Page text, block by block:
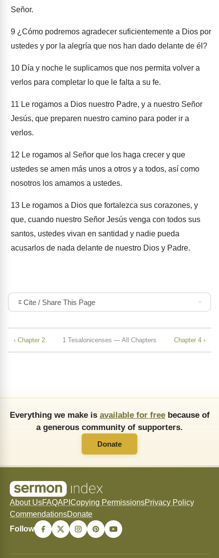
Señor.
9 ¿Cómo podremos agradecer suficientemente a Dios por
ustedes y por la alegría que nos han dado delante de él?
10 Día y noche le suplicamos que nos permita volver a
verlos para completar lo que le falta a su fe.
11 Le rogamos a Dios nuestro Padre, y a nuestro Señor
Jesús, que preparen nuestro camino para poder ir a
verlos.
12 Le rogamos al Señor que los haga crecer y que
ustedes se amen más unos a otros y a todos, así como
nosotros los amamos a ustedes.
13 Le rogamos a Dios que fortalezca sus corazones, y
que, cuando nuestro Señor Jesús venga con todos sus
santos, ustedes vivan en santidad y nadie pueda
acusarlos de nada delante de nuestro Dios y Padre.
Cite / Share This Page
‹ Chapter 2 1 Tesalonicenses — All Chapters Chapter 4 ›
Everything we make is available for freebecause of
a generous community of supporters.
Donate
About UsFAQAPI Copying PermissionsPrivacy Policy
CommendationsDonate
Follow